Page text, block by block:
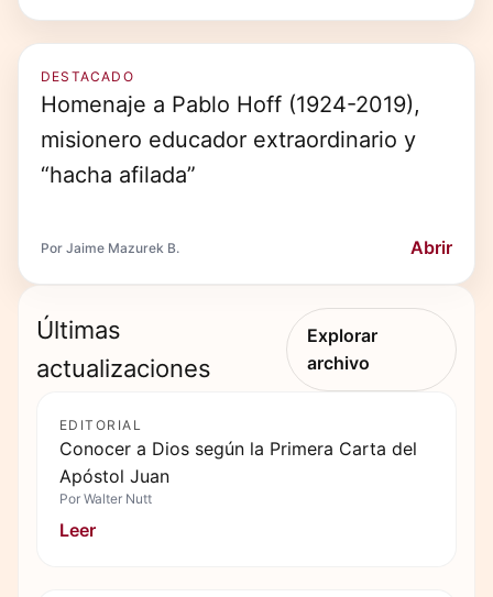
DESTACADO
Homenaje a Pablo Hoff (1924-2019),
misionero educador extraordinario y
“hacha afilada”
Por Jaime Mazurek B. Abrir
Últimas
actualizaciones
Explorar
archivo
EDITORIAL
Conocer a Dios según la Primera Carta del
Apóstol Juan
Por Walter Nutt
Leer